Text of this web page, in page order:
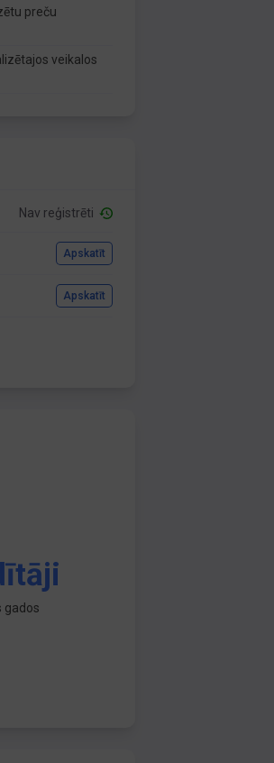
preču
veikalos
Nav reģistrēti
Apskatīt
Apskatīt
gados